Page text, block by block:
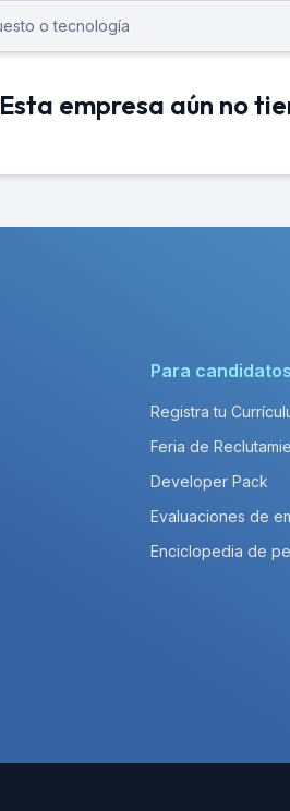
Esta empresa aún no
Para candidatos
Registra tu
Feria de
Developer Pack
Evaluaciones de
Enciclopedia de